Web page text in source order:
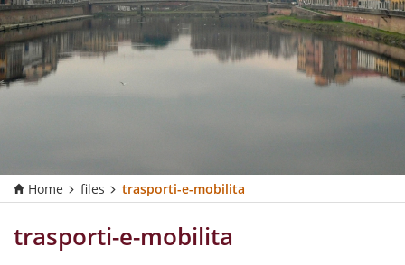
Home files trasporti-e-mobilita
trasporti-e-mobilita